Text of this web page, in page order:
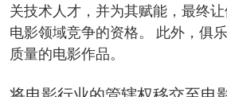
关技术人才，并为其赋能，最终
电影领域竞争的资格。 此外，俱
质量的电影作品。